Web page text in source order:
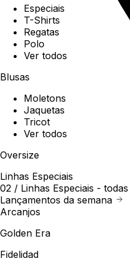
Especiais
T-Shirts
Regatas
Polo
Ver todos
Blusas
Moletons
Jaquetas
Tricot
Ver todos
Oversize
Linhas Especiais
02 / Linhas Especiais -
Lançamentos da semana
Arcanjos
Golden Era
Fidelidad